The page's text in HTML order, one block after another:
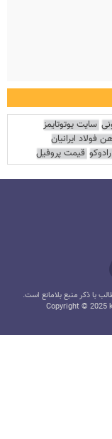
سایت یوتوتایمز
فولاد ایرانیان
قیمت پروفیل
با ذکر منبع بلامانع است.
Copyright © 2025